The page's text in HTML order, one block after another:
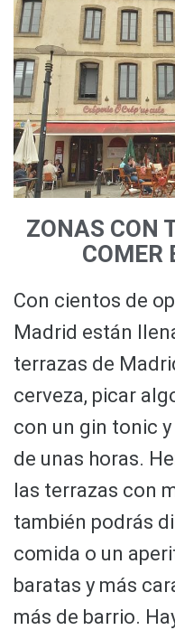
ZONAS CON
COMER
Con cientos de
Madrid están
terrazas de
cerveza, picar
con un gin tonic
de unas horas.
las terrazas con
también podrás
comida o un
baratas y más
más de barrio.